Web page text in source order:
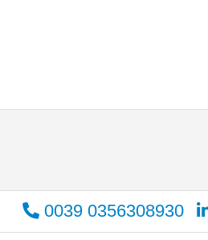
0039 0356308930